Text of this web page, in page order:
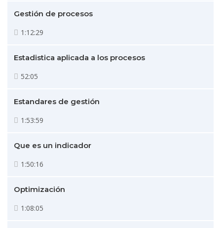
Gestión de procesos
1:12:29
Estadistica aplicada a los procesos
52:05
Estandares de gestión
1:53:59
Que es un indicador
1:50:16
Optimización
1:08:05